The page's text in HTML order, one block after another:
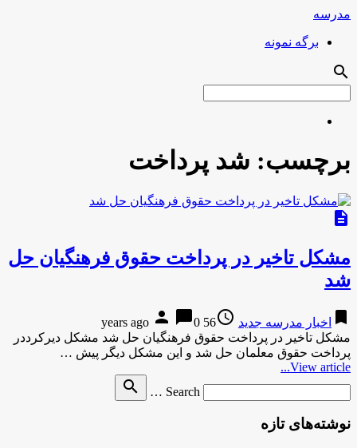
مدرسه
برگه نمونه
search
برچسب: شد پرداخت
description
مشکل تاخیر در پرداخت حقوق فرهنگیان حل
شد
bookmark اخبار مدرسه جدید access_time
56 years ago
person chat_bubble0
مشکل تاخیر در پرداخت حقوق فرهنگیان حل شد مشکل دیرکرددر
پرداخت حقوق معلمان حل شد و این مشکل دیگر پیش …
View article...
Search …
search
نوشته‌های تازه